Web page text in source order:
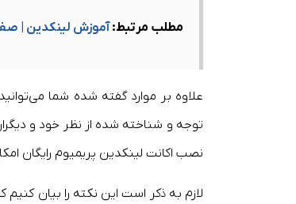
مطلب مرتبط:آموزش لینکدین |
علاوه بر موارد گفته شده شما
توجه و شناخته شده از نظر خود و
نصب اکانت لینکدین پریمیوم رایگان
لازم به ذکر است این نکته را بیان کنیم